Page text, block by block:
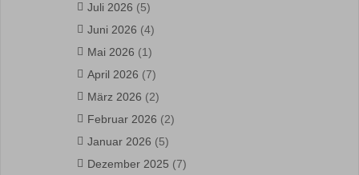
Juli 2026 (5)
Juni 2026 (4)
Mai 2026 (1)
April 2026 (7)
März 2026 (2)
Februar 2026 (2)
Januar 2026 (5)
Dezember 2025 (7)